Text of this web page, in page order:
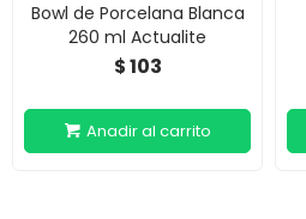
Bowl de Porcelana Blanca
260 ml Actualite
$103